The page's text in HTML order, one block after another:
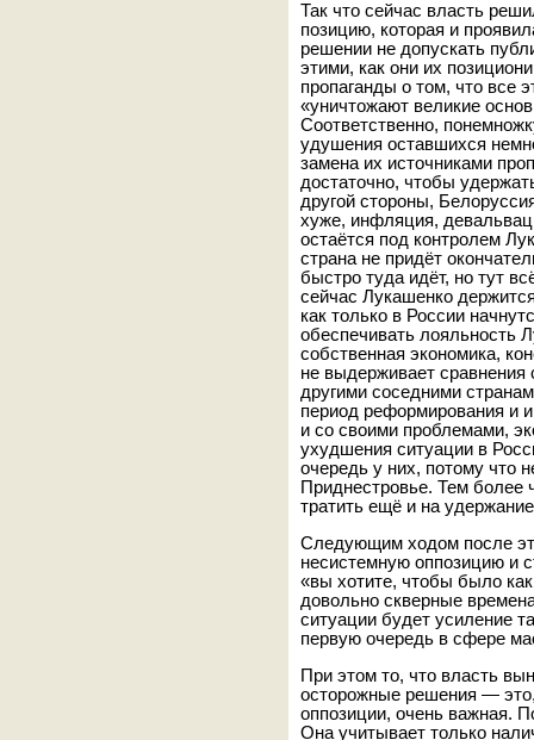
Так что сейчас власть
позицию, которая и
решении не допускать
этими, как они их
пропаганды о том, что все
«уничтожают великие
Соответственно,
удушения оставшихся
замена их источниками
достаточно, чтобы
другой стороны,
хуже, инфляция,
остаётся под контролем
страна не придёт
быстро туда идёт, но тут
сейчас Лукашенко
как только в России
обеспечивать лояльность
собственная экономика,
не выдерживает
другими соседними
период реформирования и
и со своими проблемами,
ухудшения ситуации в
очередь у них, потому что
Приднестровье. Тем более
тратить ещё и на
Следующим ходом после
несистемную оппозицию и
«вы хотите, чтобы было
довольно скверные
ситуации будет усиление
первую очередь в сфере
При этом то, что власть
осторожные решения —
оппозиции, очень важная.
Она учитывает только